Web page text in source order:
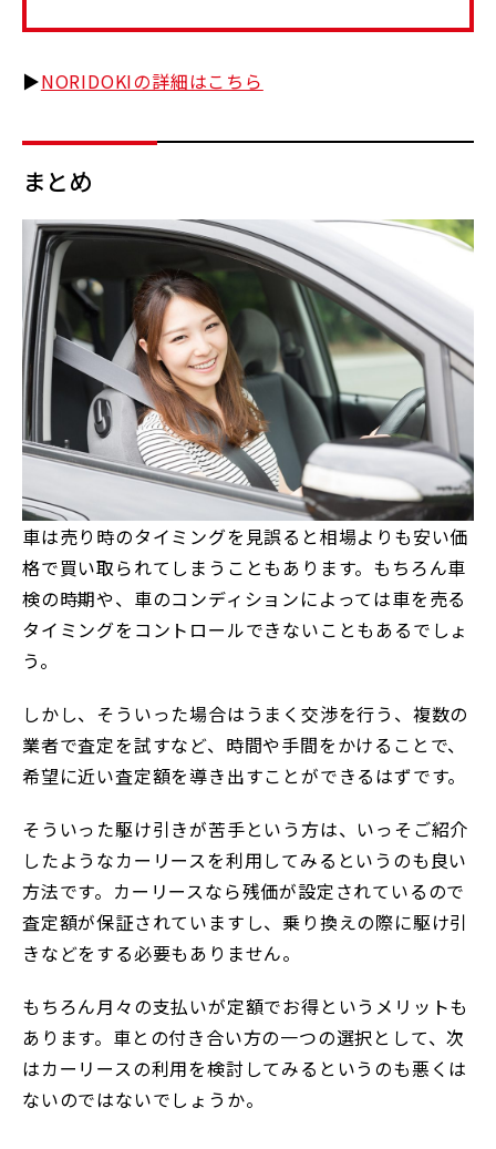
▶NORIDOKIの詳細はこちら
まとめ
車は売り時のタイミングを見誤ると相場よりも安い価
格で買い取られてしまうこともあります。もちろん車
検の時期や、車のコンディションによっては車を売る
タイミングをコントロールできないこともあるでしょ
う。
しかし、そういった場合はうまく交渉を行う、複数の
業者で査定を試すなど、時間や手間をかけることで、
希望に近い査定額を導き出すことができるはずです。
そういった駆け引きが苦手という方は、いっそご紹介
したようなカーリースを利用してみるというのも良い
方法です。カーリースなら残価が設定されているので
査定額が保証されていますし、乗り換えの際に駆け引
きなどをする必要もありません。
もちろん月々の支払いが定額でお得というメリットも
あります。車との付き合い方の一つの選択として、次
はカーリースの利用を検討してみるというのも悪くは
ないのではないでしょうか。